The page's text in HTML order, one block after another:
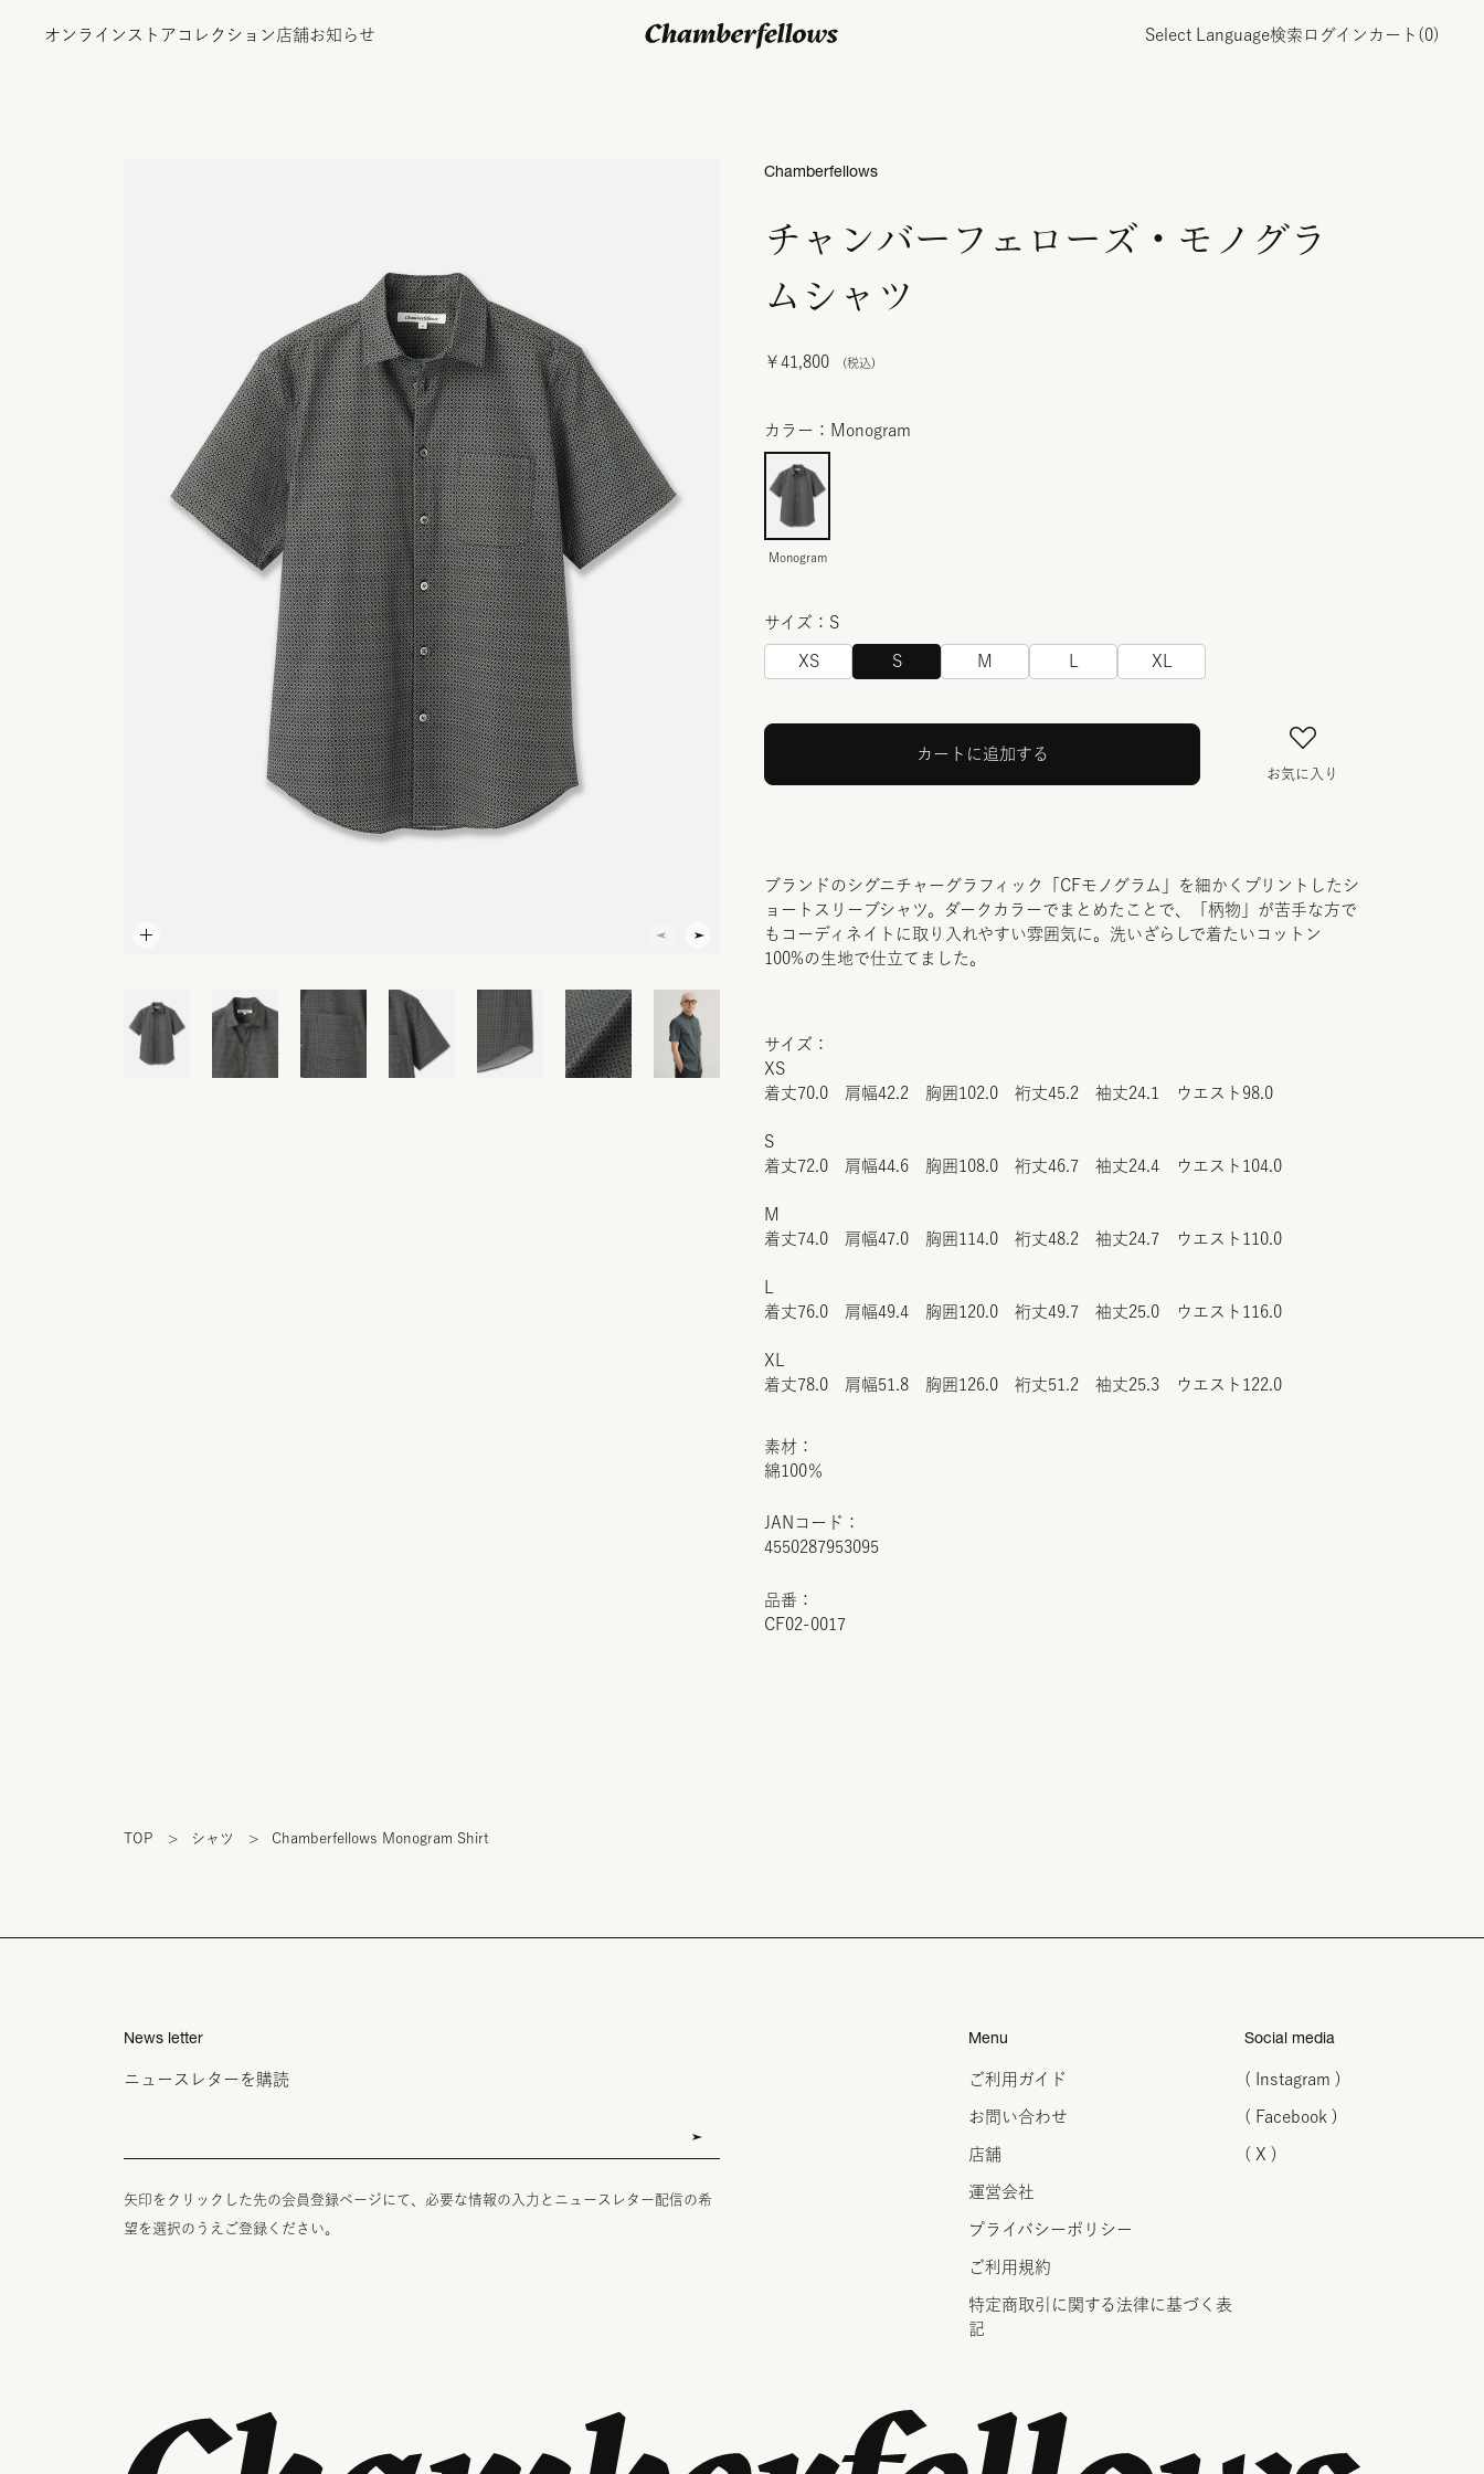
オンラインストア コレクション 店舗お知らせ Select Language検索 ログイン カート( 0)
チャンバーフェローズ・モノグラ
ムシャツ
￥41,800
JANコード：
4550287953095
品番：
CF02-0017
Chamberfellows
カラー：Monogram
Monogram
サイズ：S
XS S M XL
カートに追加する
お気に入り
ブランドのシグニチャーグラフィック「CFモノグラム」を細かくプリントしたシ
ョートスリーブシャツ。ダークカラーでまとめたことで、「柄物」が苦手な方で
もコーディネイトに取り入れやすい雰囲気に。洗いざらしで着たいコットン
100%の生地で仕立てました。
サイズ：
XS
着丈70.0 肩幅42.2 胸囲102.0 裄丈45.2 袖丈24.1 ウエスト98.0
S
着丈72.0 肩幅44.6 胸囲108.0 裄丈46.7 袖丈24.4 ウエスト104.0
M
着丈74.0 肩幅47.0 胸囲114.0 裄丈48.2 袖丈24.7 ウエスト110.0
着丈76.0 肩幅49.4 胸囲120.0 裄丈49.7 袖丈25.0 ウエスト116.0
XL
着丈78.0 肩幅51.8 胸囲126.0 裄丈51.2 袖丈25.3 ウエスト122.0
素材：
綿100％
TOP > シャツ > Chamberfellows Monogram Shirt
News letter
ニュースレターを購読
矢印をクリックした先の会員登録ページにて、必要な情報の入力とニュースレター配信の希
望を選択のうえご登録ください。
Menu
ご利用ガイド
お問い合わせ
店舗
運営会社
プライバシーポリシー
ご利用規約
特定商取引に関する法律に 基づく表
記
Social media
( Instagram )
( Facebook )
( X )